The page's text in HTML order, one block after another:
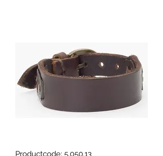
Productcode: 5.050.13